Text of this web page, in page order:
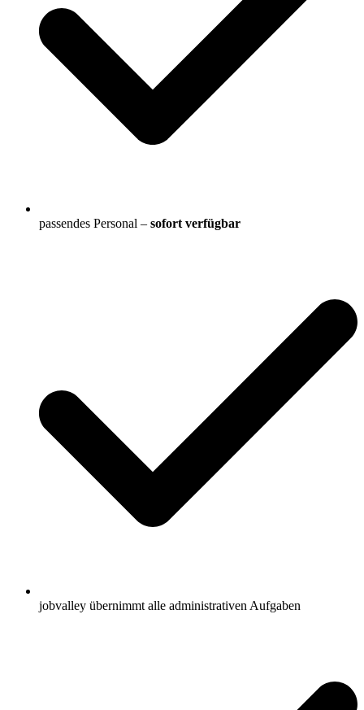
passendes Personal – sofort verfügbar
jobvalley übernimmt alle administrativen Aufgaben